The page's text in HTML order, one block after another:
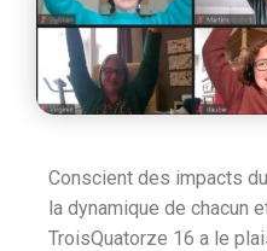
Conscient des impacts
la dynamique de chacun
TroisQuatorze 16 a le